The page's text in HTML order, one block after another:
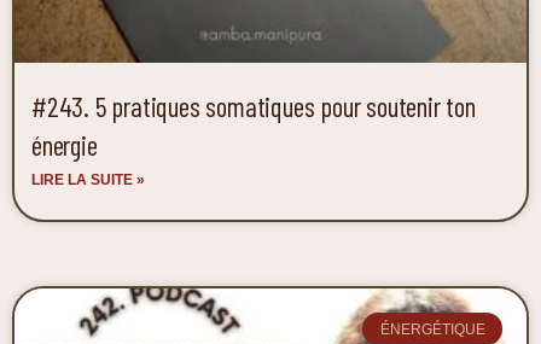
#243. 5 pratiques somatiques pour soutenir ton
énergie
LIRE LA SUITE »
ÉNERGÉTIQUE